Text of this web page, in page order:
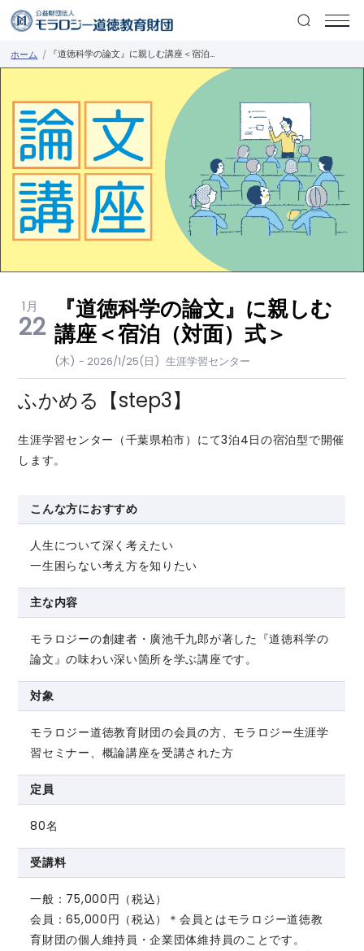
ホーム 『道徳科学の論文』に親しむ講座＜宿泊（対面）式＞
1月
22
『道徳科学の論文』に親しむ
講座＜宿泊（対面）式＞
(木) - 2026/1/25(日) 生涯学習センター
ふかめる【step3】
生涯学習センター（千葉県柏市）にて3泊4日の宿泊型で開催
します。
こんな方におすすめ
人生について深く考えたい
一生困らない考え方を知りたい
主な内容
モラロジーの創建者・廣池千九郎が著した『道徳科学の
論文』の味わい深い箇所を学ぶ講座です。
対象
モラロジー道徳教育財団の会員の方、モラロジー生涯学
習セミナー、概論講座を受講された方
定員
80名
受講料
一般：75,000円（税込）
会員：65,000円（税込）
＊会員とはモラロジー道徳教
育財団の個人維持員・企業団体維持員のことです。